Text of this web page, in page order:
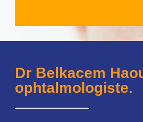
Dr Belkacem
ophtalmologiste.